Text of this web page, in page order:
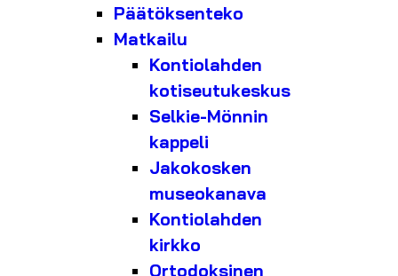
Päätöksenteko
Matkailu
Kontiolahden
kotiseutukeskus
Selkie-Mönnin
kappeli
Jakokosken
museokanava
Kontiolahden
kirkko
Ortodoksinen